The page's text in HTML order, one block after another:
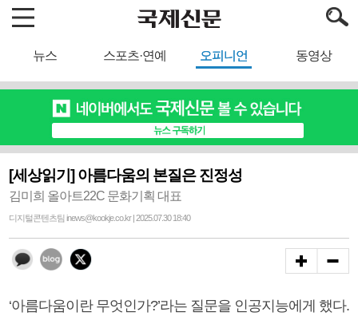
뉴스 스포츠·연예 오피니언 동영상
[세상읽기] 아름다움의 본질은 진정성
김미희 올아트22C 문화기획 대표
디지털콘텐츠팀 inews@kookje.co.kr | 2025.07.30 18:40
‘아름다움이란 무엇인가?’라는 질문을 인공지능에게 했다.